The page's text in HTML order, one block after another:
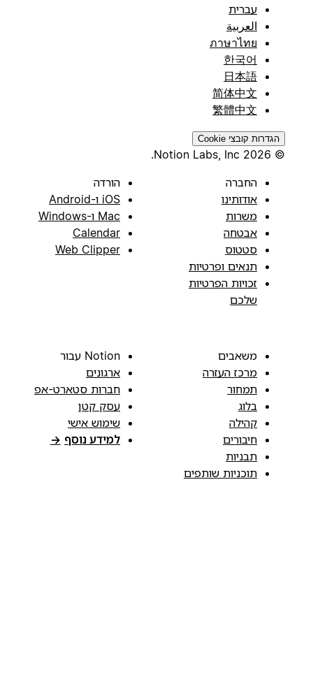
עברית
العربية
ภาษาไทย
한국어
日本語
简体中文
繁體中文
הגדרות קובצי Cookie
החברה
אודותינו
משרות
אבטחה
סטטוס
תנאים ופרטיות
זכויות הפרטיות
שלכם
הורדה
iOS ו-Android
Mac ו-Windows
Calendar
Web Clipper
משאבים
מרכז העזרה
תמחור
בלוג
קהילה
חיבורים
תבניות
תוכניות שותפים
Notion עבור
ארגונים
חברות סטארט-אפ
עסק קטן
שימוש אישי
למידע נוסף →